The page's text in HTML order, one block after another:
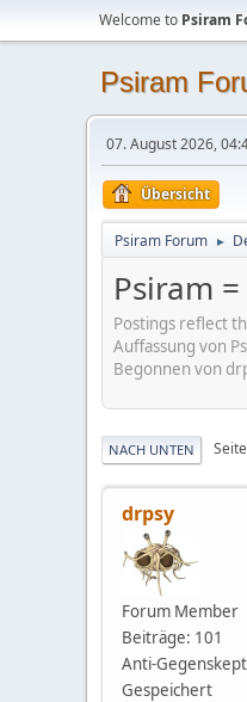
Welcome to Psiram
Psiram
07. August 2026,
Übersicht
Psiram Forum ►
Psiram
Postings reflect
Auffassung von
Begonnen von
NACH UNTEN
drpsy
Forum Member
Beiträge: 101
Anti-
Gespeichert